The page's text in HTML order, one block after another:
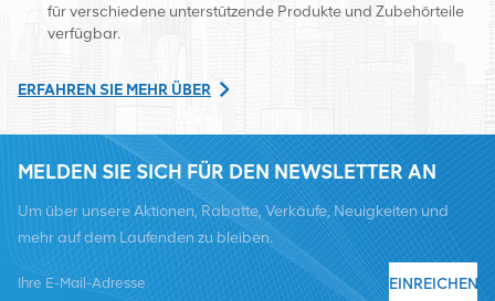
Geschäfte in Südostasien, Europa, den Vereinigten Staaten,
regional führende Telekommunikationsbetreiber mit
wie Übertragung, Stromversorgung, optischen Modulen, Kabel,
Klemmen und unterstützende Hilfsmaterialien. Zu den
Dienstleistern zählen Nokia, Ericsson, Huawei, ZTE, Bell, Alcatel,
Nortel, Siemens und Lucent. Wir werden unseren internationalen
Marktanteil durch hochwertige Produkte, hochwertige
für verschiedene unterstützende Produkte und Zubehörteile
verfügbar.
ERFAHREN SIE MEHR ÜBER
MELDEN SIE SICH FÜR DEN NEWSLETTER AN
Um über unsere Aktionen, Rabatte, Verkäufe, Neuigkeiten und
mehr auf dem Laufenden zu bleiben.
EINREICHEN